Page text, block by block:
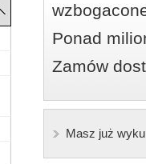
Ponad
Zamów
Masz już